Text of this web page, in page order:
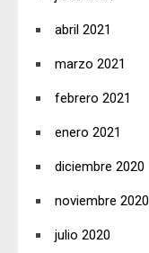
abril 2021
marzo 2021
febrero 2021
enero 2021
diciembre 2020
noviembre 2020
julio 2020